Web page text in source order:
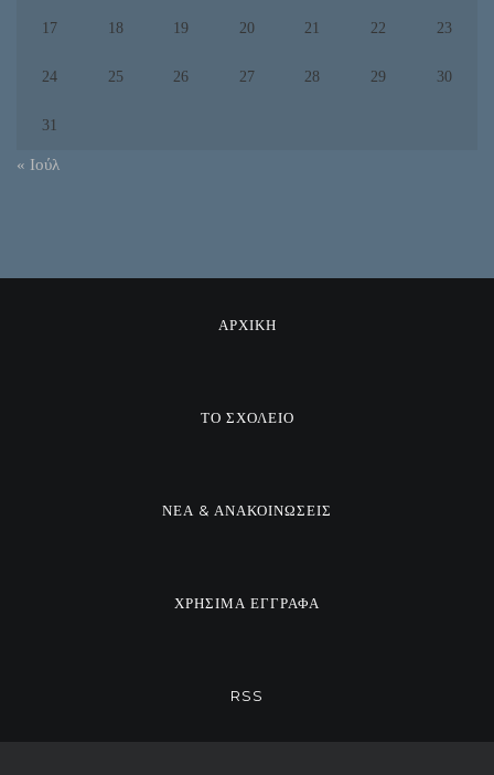
17 18 19 20 21 22 23
24 25 26 27 28 29 30
31
« Ιούλ
ΑΡΧΙΚΗ
ΤΟ ΣΧΟΛΕΙΟ
ΝΕΑ & ΑΝΑΚΟΙΝΩΣΕΙΣ
ΧΡΗΣΙΜΑ ΕΓΓΡΑΦΑ
RSS